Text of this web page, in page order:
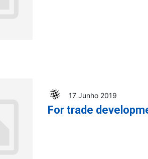
17 Junho 2019
For trade